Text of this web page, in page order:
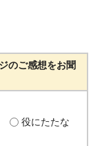
のご感想をお聞
役にたたな